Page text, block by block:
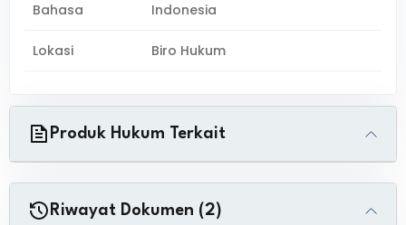
Bahasa Indonesia
Lokasi Biro Hukum
Produk Hukum Terkait
Riwayat Dokumen (2)